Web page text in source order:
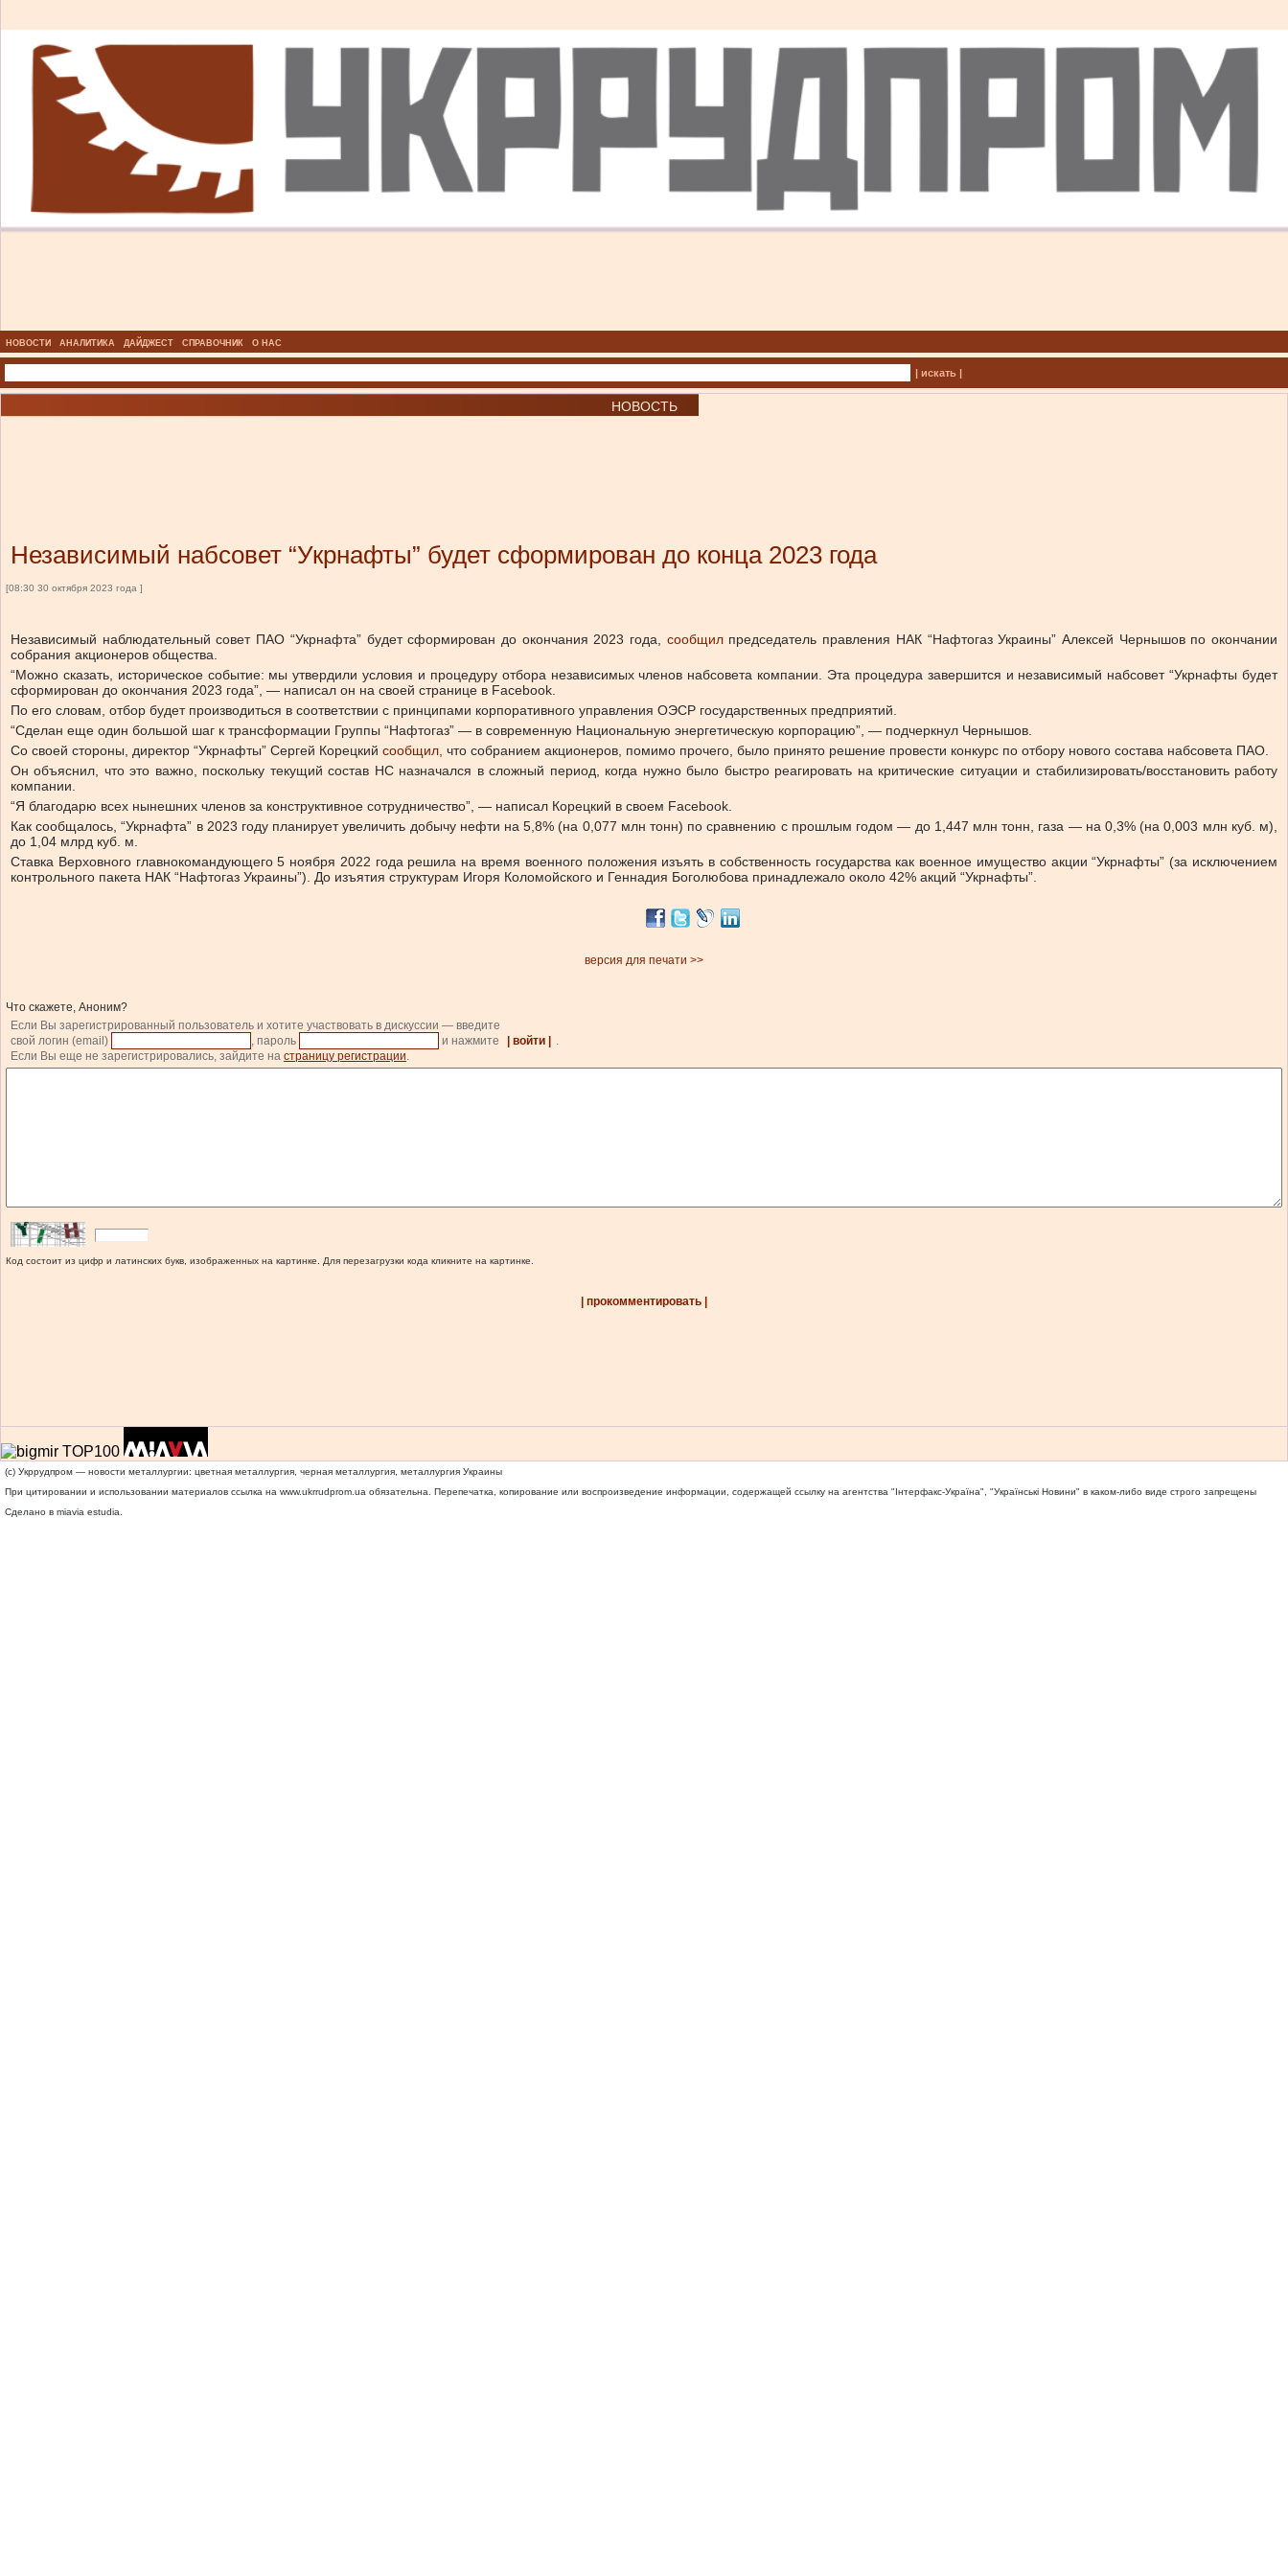
НОВОСТИ АНАЛИТИКА ДАЙДЖЕСТ СПРАВОЧНИК О НАС
| искать |
НОВОСТЬ
Независимый набсовет “Укрнафты” будет сформирован до конца 2023 года
[08:30 30 октября 2023 года ]
Независимый наблюдательный совет ПАО “Укрнафта” будет сформирован до окончания 2023 года, сообщил председатель правления НАК “Нафтогаз Украины” Алексей Чернышов по окончании
собрания акционеров общества.
“Можно сказать, историческое событие: мы утвердили условия и процедуру отбора независимых членов набсовета компании. Эта процедура завершится и независимый набсовет “Укрнафты будет
сформирован до окончания 2023 года”, — написал он на своей странице в Facebook.
По его словам, отбор будет производиться в соответствии с принципами корпоративного управления ОЭСР государственных предприятий.
“Сделан еще один большой шаг к трансформации Группы “Нафтогаз” — в современную Национальную энергетическую корпорацию”, — подчеркнул Чернышов.
Со своей стороны, директор “Укрнафты” Сергей Корецкий сообщил, что собранием акционеров, помимо прочего, было принято решение провести конкурс по отбору нового состава набсовета ПАО.
Он объяснил, что это важно, поскольку текущий состав НС назначался в сложный период, когда нужно было быстро реагировать на критические ситуации и стабилизировать/восстановить работу
компании.
“Я благодарю всех нынешних членов за конструктивное сотрудничество”, — написал Корецкий в своем Facebook.
Как сообщалось, “Укрнафта” в 2023 году планирует увеличить добычу нефти на 5,8% (на 0,077 млн тонн) по сравнению с прошлым годом — до 1,447 млн тонн, газа — на 0,3% (на 0,003 млн куб. м),
до 1,04 млрд куб. м.
Ставка Верховного главнокомандующего 5 ноября 2022 года решила на время военного положения изъять в собственность государства как военное имущество акции “Укрнафты” (за исключением
контрольного пакета НАК “Нафтогаз Украины”). До изъятия структурам Игоря Коломойского и Геннадия Боголюбова принадлежало около 42% акций “Укрнафты”.
версия для печати >>
Что скажете, Аноним?
Если Вы зарегистрированный пользователь и хотите участвовать в дискуссии — введите
свой логин (email)
, пароль и нажмите | войти |
.
Если Вы еще не зарегистрировались, зайдите на страницу регистрации.
Код состоит из цифр и латинских букв, изображенных на картинке. Для перезагрузки кода кликните на картинке.
| прокомментировать |
(c) Укррудпром — новости металлургии: цветная металлургия, черная металлургия, металлургия Украины
При цитировании и использовании материалов ссылка на www.ukrrudprom.ua обязательна. Перепечатка, копирование или воспроизведение информации, содержащей ссылку на агентства "Iнтерфакс-Україна", "Українськi Новини" в каком-либо виде строго запрещены
Сделано в miavia estudia.